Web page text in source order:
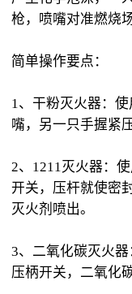
枪，喷嘴对准燃烧
简单操作要点：
1、干粉灭火器：
嘴，另一只手握紧
2、1211灭火器：
开关，压杆就使密
灭火剂喷出。
3、二氧化碳灭火
压柄开关，二氧化